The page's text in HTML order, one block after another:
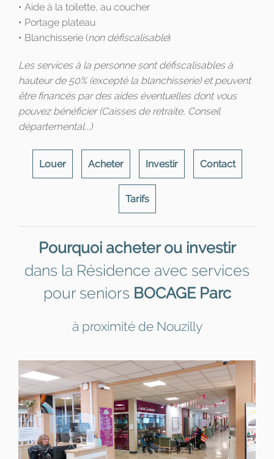
• Aide à la toilette, au coucher
• Portage plateau
• Blanchisserie (non défiscalisable)
Les services à la personne sont défiscalisables à
hauteur de 50% (excepté la blanchisserie) et peuvent
être financés par des aides éventuelles dont vous
pouvez bénéficier (Caisses de retraite, Conseil
départemental...)
Louer Acheter Investir Contact
Tarifs
Pourquoi acheter ou investir
dans la Résidence avec services
pour seniors BOCAGE Parc
à proximité de Nouzilly